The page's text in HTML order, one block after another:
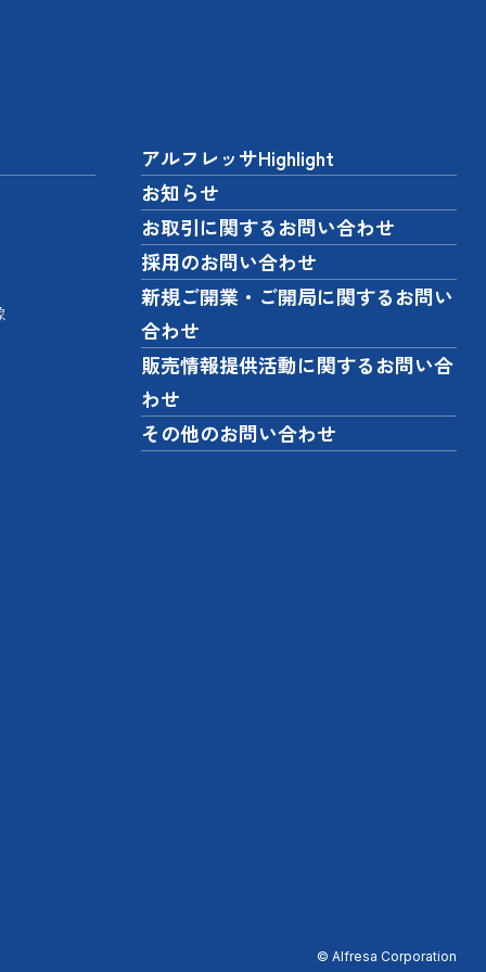
アルフレッサHighlight
お知らせ
お取引に関するお問い合わせ
採用のお問い合わせ
新規ご開業・ご開局に関するお問い
合わせ
販売情報提供活動に関するお問い合
わせ
その他のお問い合わせ
© Alfresa Corporation